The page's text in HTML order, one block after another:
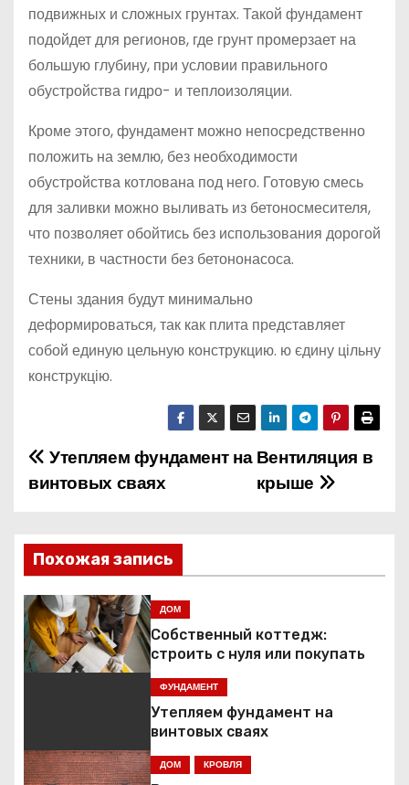
подвижных и сложных грунтах. Такой фундамент
подойдет для регионов, где грунт промерзает на
большую глубину, при условии правильного
обустройства гидро- и теплоизоляции.
Кроме этого, фундамент можно непосредственно
положить на землю, без необходимости
обустройства котлована под него. Готовую смесь
для заливки можно выливать из бетоносмесителя,
что позволяет обойтись без использования дорогой
техники, в частности без бетононасоса.
Стены здания будут минимально
деформироваться, так как плита представляет
собой единую цельную конструкцию. ю єдину цільну
конструкцію.
Н
в
и
г
а
я
Вентиляция в
крыше
Утепляем фундамент на
винтовых сваях
Похожая запись
ДОМ
Собственный коттедж:
строить с нуля или покупать
ФУНДАМЕНТ
Утепляем фундамент на
винтовых сваях
ДОМ КРОВЛЯ